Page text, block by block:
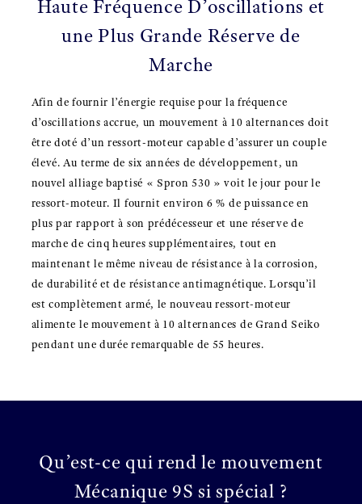
Haute Fréquence D’oscillations et
une Plus Grande Réserve de
Marche
Afin de fournir l’énergie requise pour la fréquence
d’oscillations accrue, un mouvement à 10 alternances doit
être doté d’un ressort-moteur capable d’assurer un couple
élevé. Au terme de six années de développement, un
nouvel alliage baptisé « Spron 530 » voit le jour pour le
ressort-moteur. Il fournit environ 6 % de puissance en
plus par rapport à son prédécesseur et une réserve de
marche de cinq heures supplémentaires, tout en
maintenant le même niveau de résistance à la corrosion,
de durabilité et de résistance antimagnétique. Lorsqu’il
est complètement armé, le nouveau ressort-moteur
alimente le mouvement à 10 alternances de Grand Seiko
pendant une durée remarquable de 55 heures.
Qu’est-ce qui rend le mouvement
Mécanique 9S si spécial ?